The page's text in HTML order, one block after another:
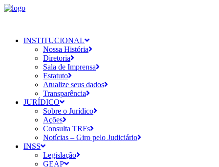
INSTITUCIONAL
Nossa História
Diretoria
Sala de Imprensa
Estatuto
Atualize seus dados
Transparência
JURÍDICO
Sobre o Jurídico
Ações
Consulta TRFs
Notícias – Giro pelo Judiciário
INSS
Legislação
GEAP